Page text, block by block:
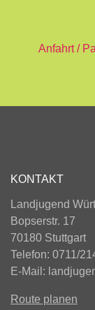
Anfahrt /
KONTAKT
Landjugend
Bopserstr. 17
70180 Stuttgart
Telefon: 0711/
E-Mail:
Route planen